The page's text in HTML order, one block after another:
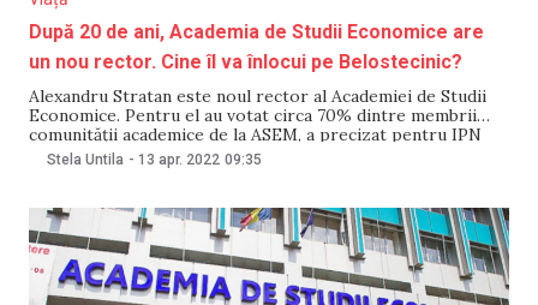
După 20 de ani, Academia de Studii Economice are
un nou rector. Cine îl va înlocui pe Belostecinic?
Alexandru Stratan este noul rector al Academiei de Studii
Economice. Pentru el au votat circa 70% dintre membrii
comunităţii academice de la ASEM, a precizat pentru IPN
Grigore Belostecinic, rectorul academiei, al cărui mandat
expiră pe 28 aprilie. Rezultatele votării urmează să fie
Stela Untila - 13 apr. 2022 09:35